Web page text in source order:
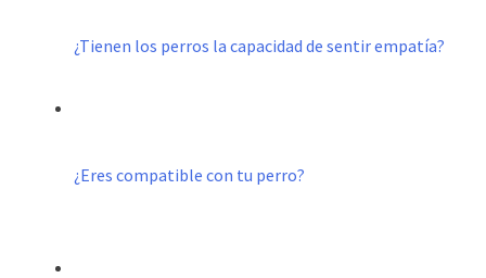
¿Tienen los perros la capacidad de sentir empatía?
¿Eres compatible con tu perro?